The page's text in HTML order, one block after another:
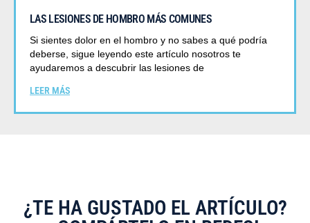
LAS LESIONES DE HOMBRO MÁS COMUNES
Si sientes dolor en el hombro y no sabes a qué podría
deberse, sigue leyendo este artículo nosotros te
ayudaremos a descubrir las lesiones de
LEER MÁS
¿TE HA GUSTADO EL ARTÍCULO?